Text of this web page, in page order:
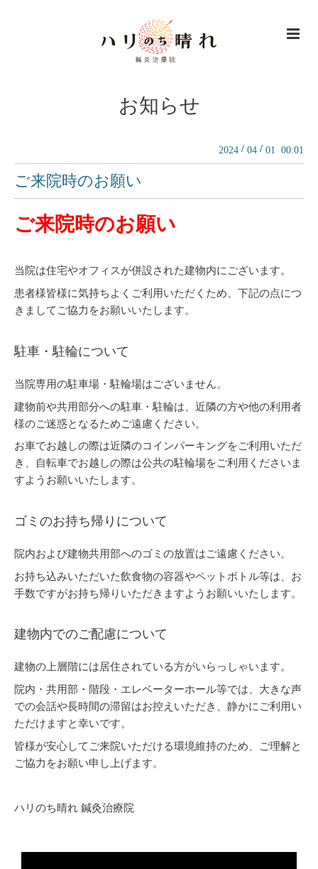
お知らせ
2024 / 04 / 01 00:01
ご来院時のお願い
ご来院時のお願い
当院は住宅やオフィスが併設された建物内にございます。
患者様皆様に気持ちよくご利用いただくため、下記の点につ
きましてご協力をお願いいたします。
駐車・駐輪について
当院専用の駐車場・駐輪場はございません。
建物前や共用部分への駐車・駐輪は、近隣の方や他の利用者
様のご迷惑となるためご遠慮ください。
お車でお越しの際は近隣のコインパーキングをご利用いただ
き、自転車でお越しの際は公共の駐輪場をご利用くださいま
すようお願いいたします。
ゴミのお持ち帰りについて
院内および建物共用部へのゴミの放置はご遠慮ください。
お持ち込みいただいた飲食物の容器やペットボトル等は、お
手数ですがお持ち帰りいただきますようお願いいたします。
建物内でのご配慮について
建物の上層階には居住されている方がいらっしゃいます。
院内・共用部・階段・エレベーターホール等では、大きな声
での会話や長時間の滞留はお控えいただき、静かにご利用い
ただけますと幸いです。
皆様が安心してご来院いただける環境維持のため、ご理解と
ご協力をお願い申し上げます。
ハリのち晴れ 鍼灸治療院